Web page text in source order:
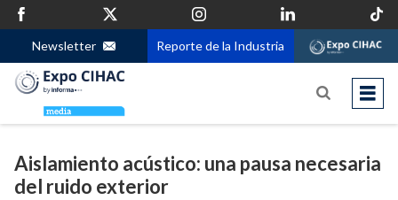
Newsletter Reporte de la Industria
Aislamiento acústico: una pausa necesaria
del ruido exterior